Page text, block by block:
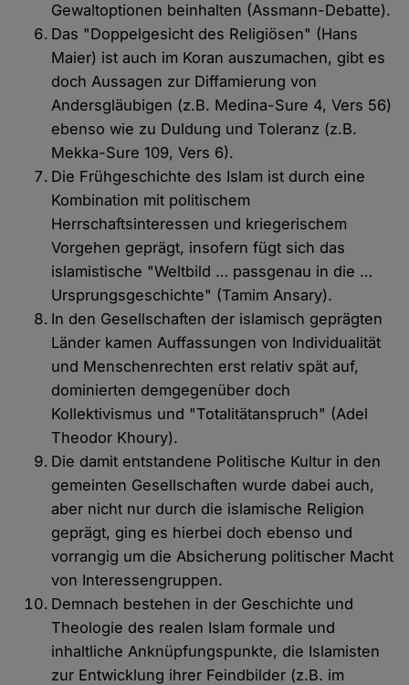
Gewaltoptionen beinhalten (Assmann-Debatte).
Das "Doppelgesicht des Religiösen" (Hans
Maier) ist auch im Koran auszumachen, gibt es
doch Aussagen zur Diffamierung von
Andersgläubigen (z.B. Medina-Sure 4, Vers 56)
ebenso wie zu Duldung und Toleranz (z.B.
Mekka-Sure 109, Vers 6).
Die Frühgeschichte des Islam ist durch eine
Kombination mit politischem
Herrschaftsinteressen und kriegerischem
Vorgehen geprägt, insofern fügt sich das
islamistische "Weltbild … passgenau in die …
Ursprungsgeschichte" (Tamim Ansary).
In den Gesellschaften der islamisch geprägten
Länder kamen Auffassungen von Individualität
und Menschenrechten erst relativ spät auf,
dominierten demgegenüber doch
Kollektivismus und "Totalitätanspruch" (Adel
Theodor Khoury).
Die damit entstandene Politische Kultur in den
gemeinten Gesellschaften wurde dabei auch,
aber nicht nur durch die islamische Religion
geprägt, ging es hierbei doch ebenso und
vorrangig um die Absicherung politischer Macht
von Interessengruppen.
Demnach bestehen in der Geschichte und
Theologie des realen Islam formale und
inhaltliche Anknüpfungspunkte, die Islamisten
zur Entwicklung ihrer Feindbilder (z.B. im